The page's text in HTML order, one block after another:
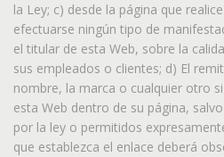
la Ley; c) desde la página que
efectuarse ningún tipo de
el titular de esta Web, sobre la
sus empleados o clientes; d) El
nombre, la marca o cualquier otro
esta Web dentro de su página,
por la ley o permitidos
que establezca el enlace deberá